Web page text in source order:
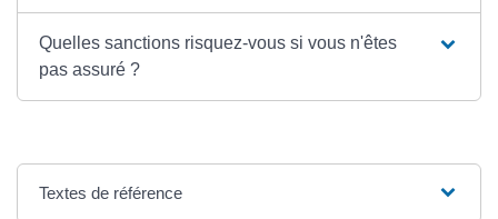
Quelles sanctions risquez-vous si vous n'êtes
pas assuré ?
Textes de référence